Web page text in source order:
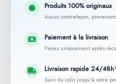
Produits 100% originaux
Aucun contrefaçon,
Paiement à la livraison
Payez uniquement après
Livraison rapide 24/
Suivi du colis jusqu'à votre